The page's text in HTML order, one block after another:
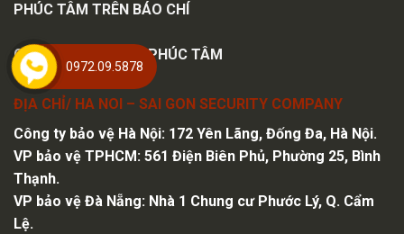
PHÚC TÂM TRÊN BÁO CHÍ
CHI NHÁNH BẢO VỆ PHÚC TÂM
ĐỊA CHỈ/ HA NOI – SAI GON SECURITY COMPANY
Công ty bảo vệ Hà Nội: 172 Yên Lãng, Đống Đa, Hà Nội.
VP bảo vệ TPHCM: 561 Điện Biên Phủ, Phường 25, Bình
Thạnh.
VP bảo vệ Đà Nẵng: Nhà 1 Chung cư Phước Lý, Q. Cẩm
Lệ.
0972.09.5878